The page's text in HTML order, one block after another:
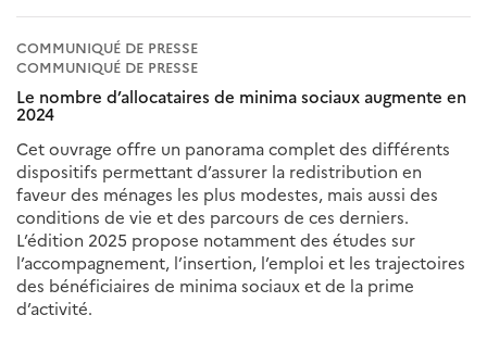
COMMUNIQUÉ DE PRESSE
COMMUNIQUÉ DE PRESSE
Le nombre d’allocataires de minima sociaux augmente en
2024
Cet ouvrage offre un panorama complet des différents
dispositifs permettant d’assurer la redistribution en
faveur des ménages les plus modestes, mais aussi des
conditions de vie et des parcours de ces derniers.
L’édition 2025 propose notamment des études sur
l’accompagnement, l’insertion, l’emploi et les trajectoires
des bénéficiaires de minima sociaux et de la prime
d’activité.